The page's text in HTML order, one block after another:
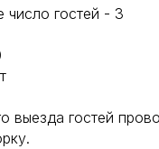
число гостей - 3
выезда гостей